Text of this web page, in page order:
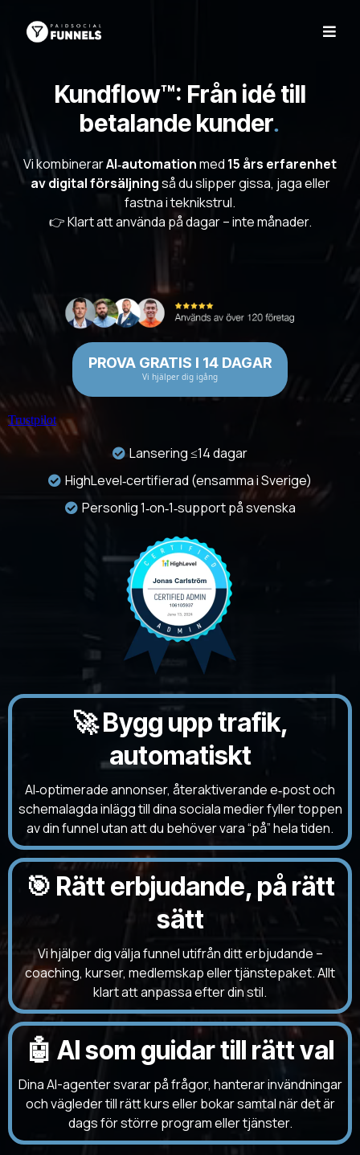
Kundflow™: Från idé till
betalande kunder.
Vi kombinerarAI‑automationmed 15 års erfarenhet
av digital försäljningså du slipper gissa, jaga eller
fastna i teknikstrul.
👉 Klart att använda på dagar – inte månader.
PROVA GRATIS I 14 DAGAR
Vi hjälper dig igång
Trustpilot
Lansering ≤14 dagar
HighLevel‑certifierad (ensamma i Sverige)
Personlig 1‑on‑1‑support på svenska
🚀 Bygg upp trafik,
automatiskt
AI‑optimerade annonser, återaktiverande e‑post och
schemalagda inlägg till dina sociala medier fyller toppen
av din funnel utan att du behöver vara “på” hela tiden.
🎯 Rätt erbjudande, på rätt
sätt
Vi hjälper dig välja funnel utifrån ditt erbjudande –
coaching, kurser, medlemskap eller tjänstepaket. Allt
klart att anpassa efter din stil.
🤖 AI som guidar till rätt val
Dina AI-agenter svarar på frågor, hanterar invändningar
och vägleder till rätt kurs eller bokar samtal när det är
dags för större program eller tjänster.